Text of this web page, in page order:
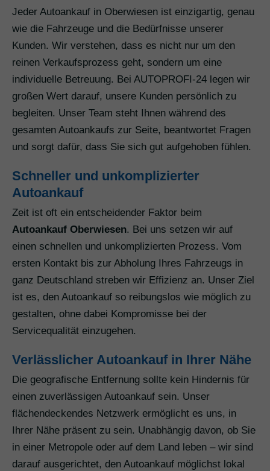
Jeder Autoankauf in Oberwiesen ist einzigartig, genau
wie die Fahrzeuge und die Bedürfnisse unserer
Kunden. Wir verstehen, dass es nicht nur um den
reinen Verkaufsprozess geht, sondern um eine
individuelle Betreuung. Bei AUTOPROFI-24 legen wir
großen Wert darauf, unsere Kunden persönlich zu
begleiten. Unser Team steht Ihnen während des
gesamten Autoankaufs zur Seite, beantwortet Fragen
und sorgt dafür, dass Sie sich gut aufgehoben fühlen.
Schneller und unkomplizierter
Autoankauf
Zeit ist oft ein entscheidender Faktor beim
Autoankauf Oberwiesen. Bei uns setzen wir auf
einen schnellen und unkomplizierten Prozess. Vom
ersten Kontakt bis zur Abholung Ihres Fahrzeugs in
ganz Deutschland streben wir Effizienz an. Unser Ziel
ist es, den Autoankauf so reibungslos wie möglich zu
gestalten, ohne dabei Kompromisse bei der
Servicequalität einzugehen.
Verlässlicher Autoankauf in Ihrer Nähe
Die geografische Entfernung sollte kein Hindernis für
einen zuverlässigen Autoankauf sein. Unser
flächendeckendes Netzwerk ermöglicht es uns, in
Ihrer Nähe präsent zu sein. Unabhängig davon, ob Sie
in einer Metropole oder auf dem Land leben – wir sind
darauf ausgerichtet, den Autoankauf möglichst lokal